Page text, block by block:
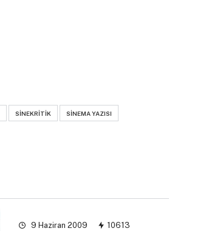
SINEKRITIK SINEMA YAZISI
9 Haziran 2009 10613